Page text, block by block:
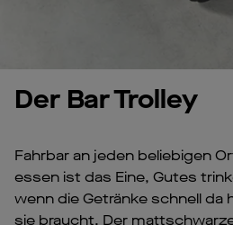
Der Bar Trolley
Fahrbar an jeden beliebigen
essen ist das Eine, Gutes
wenn die Getränke schnell da
sie braucht. Der